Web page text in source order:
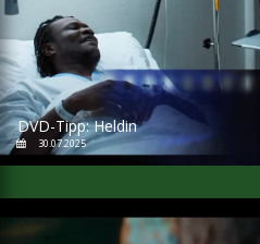
DVD-Tipp: Heldin
30.07.2025